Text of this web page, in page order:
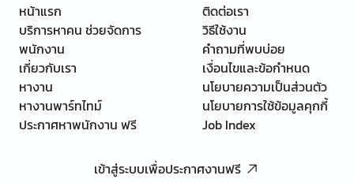
หน้าแรก
บริการหาคน ช่วยจัดการ
พนักงาน
เกี่ยวกับเรา
หางาน
หางานพาร์ทไทม์
ประกาศหาพนักงาน ฟรี
ติดต่อเรา
วิธีใช้งาน
คำถามที่พบบ่อย
เงื่อนไขและข้อกำหนด
นโยบายความเป็นส่วนตัว
นโยบายการใช้ข้อมูลคุกกี้
Job Index
เข้าสู่ระบบเพื่อประกาศงานฟรี